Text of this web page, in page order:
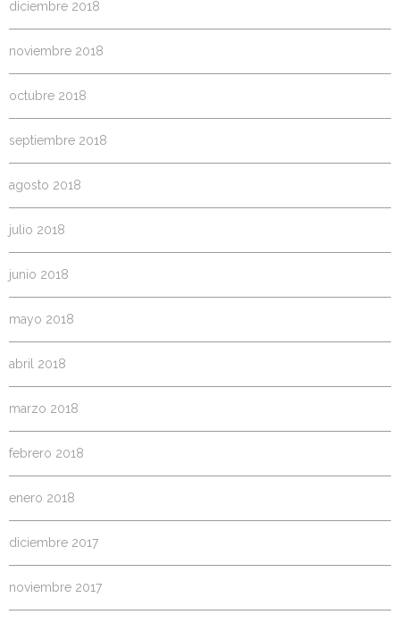
diciembre 2018
noviembre 2018
octubre 2018
septiembre 2018
agosto 2018
julio 2018
junio 2018
mayo 2018
abril 2018
marzo 2018
febrero 2018
enero 2018
diciembre 2017
noviembre 2017